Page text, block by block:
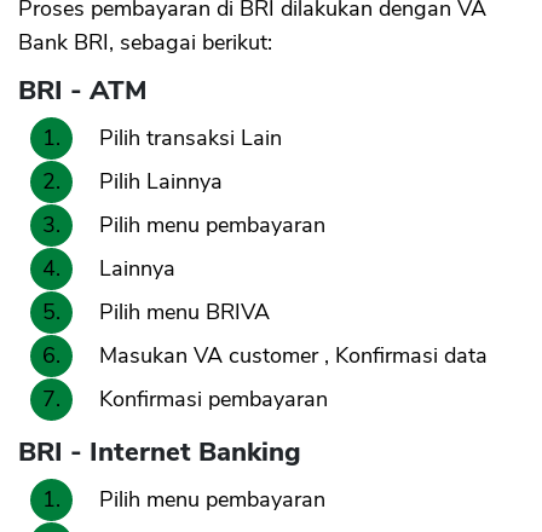
Proses pembayaran di BRI dilakukan dengan VA
Bank BRI, sebagai berikut:
BRI - ATM
Pilih transaksi Lain
Pilih Lainnya
Pilih menu pembayaran
Lainnya
Pilih menu BRIVA
Masukan VA customer , Konfirmasi data
Konfirmasi pembayaran
BRI - Internet Banking
Pilih menu pembayaran